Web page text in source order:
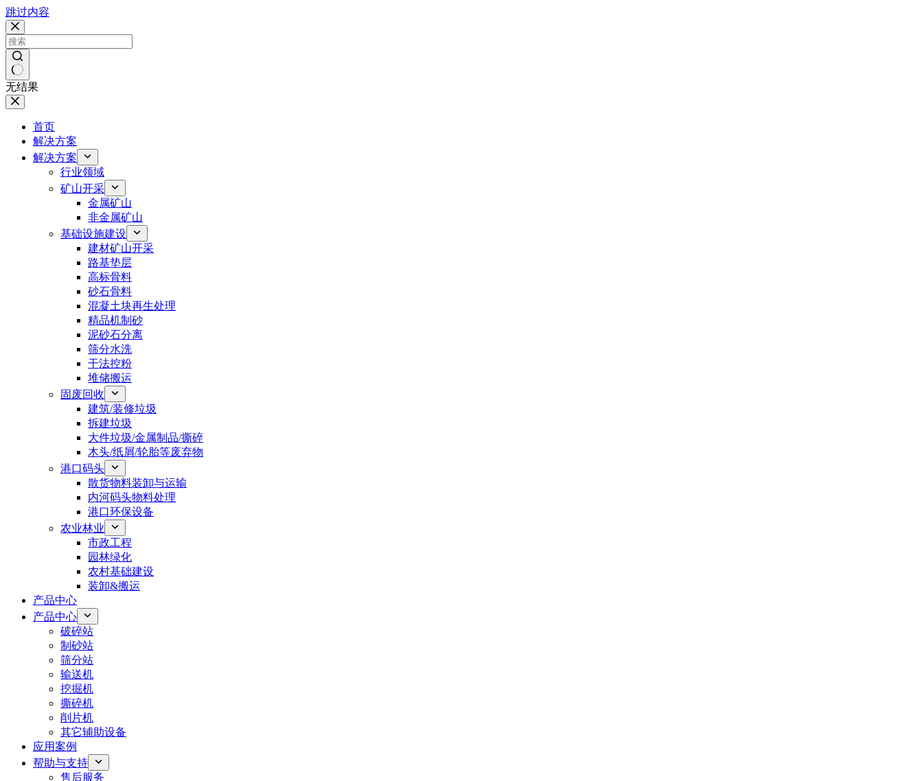
跳过内容
无结果
首页
解决方案
解决方案
行业领域
矿山开采
金属矿山
非金属矿山
基础设施建设
建材矿山开采
路基垫层
高标骨料
砂石骨料
混凝土块再生处理
精品机制砂
泥砂石分离
筛分水洗
干法控粉
堆储搬运
固废回收
建筑/装修垃圾
拆建垃圾
大件垃圾/金属制品/撕碎
木头/纸屑/轮胎等废弃物
港口码头
散货物料装卸与运输
内河码头物料处理
港口环保设备
农业林业
市政工程
园林绿化
农村基础建设
装卸&搬运
产品中心
产品中心
破碎站
制砂站
筛分站
输送机
挖掘机
撕碎机
削片机
其它辅助设备
应用案例
帮助与支持
售后服务